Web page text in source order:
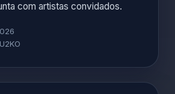
com artistas convidados.